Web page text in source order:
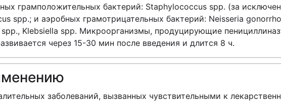
грамположительных бактерий: Staphylococcus spp. (за
spp.; и аэробных грамотрицательных бактерий: Neisseria
Klebsiella spp. Микроорганизмы, продуцирующие
через 15-30 мин после введения и длится 8 ч.
заболеваний, вызванных чувствительными к